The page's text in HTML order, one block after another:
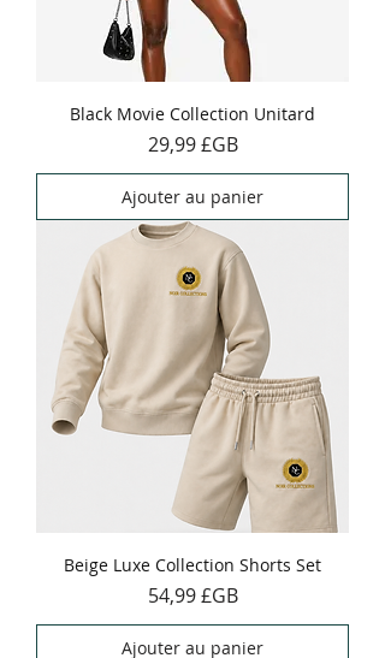
Black Movie Collection Unitard
Prix
29,99 £GB
Ajouter au panier
Beige Luxe Collection Shorts Set
Prix
54,99 £GB
Ajouter au panier